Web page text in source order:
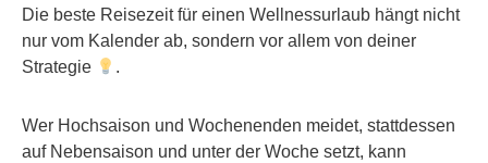
Die beste Reisezeit für einen Wellnessurlaub hängt nicht
nur vom Kalender ab, sondern vor allem von deiner
Strategie
.
Wer Hochsaison und Wochenenden meidet, stattdessen
auf Nebensaison und unter der Woche setzt, kann